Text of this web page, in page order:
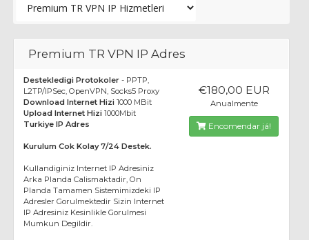
Premium TR VPN IP Adres
Destekledigi Protokoler - PPTP,
L2TP/IPSec, OpenVPN, Socks5 Proxy
Download Internet Hizi 1000 MBit
Upload Internet Hizi 1000Mbit
Turkiye IP Adres
Kurulum Cok Kolay 7/24 Destek.
Kullandiginiz Internet IP Adresiniz
Arka Planda Calismaktadir, On
Planda Tamamen Sistemimizdeki IP
Adresler Gorulmektedir Sizin Internet
IP Adresiniz Kesinlikle Gorulmesi
Mumkun Degildir.
€180,00 EUR
Anualmente
Encomendar já!